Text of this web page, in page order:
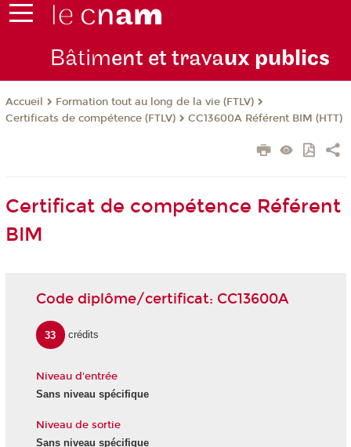
Bâtiment et travaux publics
Accueil
Formation tout au long de la vie (FTLV)
Certificats de compétence (FTLV)
CC13600A Référent BIM (HTT)
Certificat de compétence Référent
BIM
Code diplôme/certificat: CC13600A
33 crédits
Niveau d'entrée
Sans niveau spécifique
Niveau de sortie
Sans niveau spécifique